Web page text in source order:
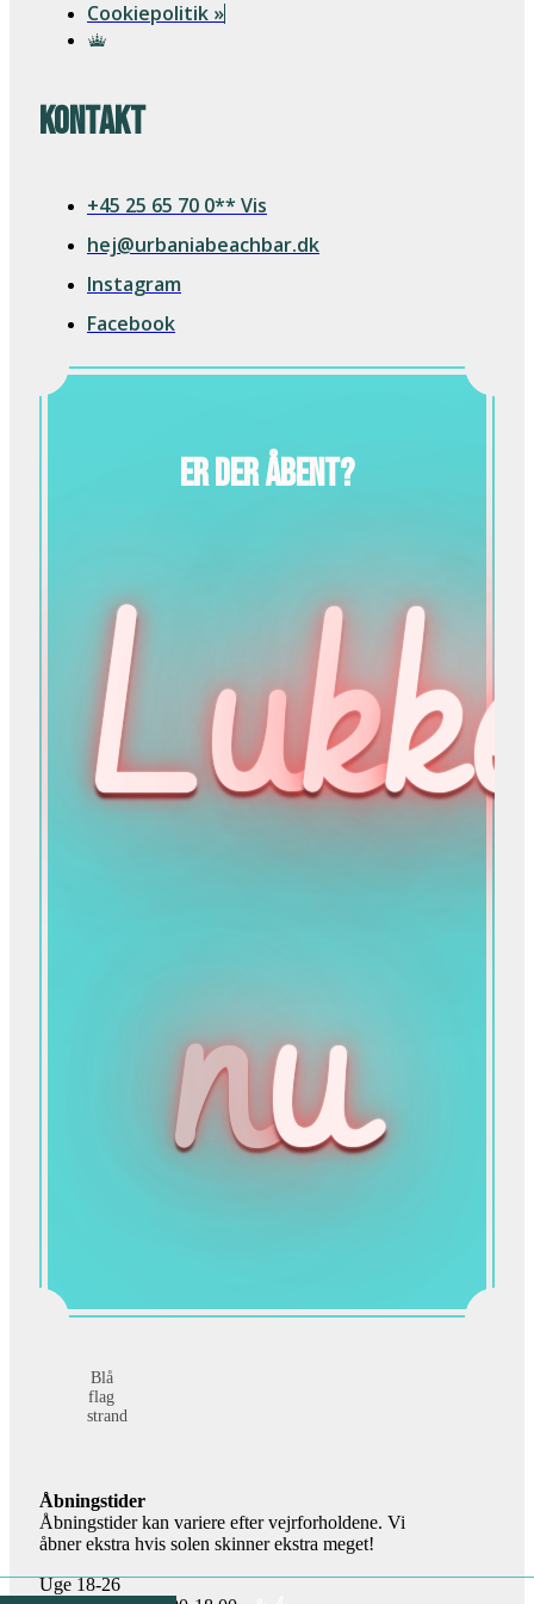
Cookiepolitik »
Kontakt
+45 25 65 70 0** Vis
hej@urbaniabeachbar.dk
Instagram
Facebook
Er der åbent?
Luk
nu
Blå
flag
strand
Åbningstider
Åbningstider kan variere efter vejrforholdene. Vi
åbner ekstra hvis solen skinner ekstra meget!
Uge 18-26